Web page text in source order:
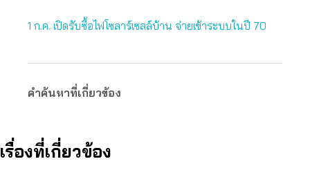
1 ก.ค. เปิดรับซื้อไฟโซลาร์เซลล์บ้าน จ่ายเข้าระบบในปี 70
คำค้นหาที่เกี่ยวข้อง
เรื่องที่เกี่ยวข้อง